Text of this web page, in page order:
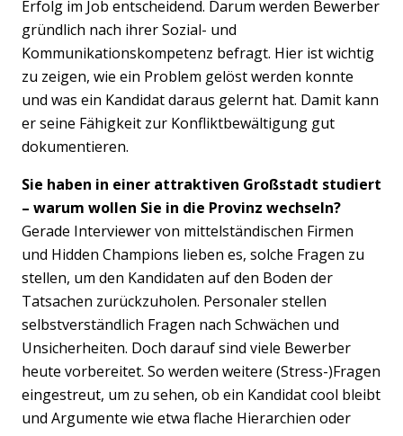
Erfolg im Job entscheidend. Darum werden Bewerber
gründlich nach ihrer Sozial- und
Kommunikationskompetenz befragt. Hier ist wichtig
zu zeigen, wie ein Problem gelöst werden konnte
und was ein Kandidat daraus gelernt hat. Damit kann
er seine Fähigkeit zur Konfliktbewältigung gut
dokumentieren.
Sie haben in einer attraktiven Großstadt studiert
– warum wollen Sie in die Provinz wechseln?
Gerade Interviewer von mittelständischen Firmen
und Hidden Champions lieben es, solche Fragen zu
stellen, um den Kandidaten auf den Boden der
Tatsachen zurückzuholen. Personaler stellen
selbstverständlich Fragen nach Schwächen und
Unsicherheiten. Doch darauf sind viele Bewerber
heute vorbereitet. So werden weitere (Stress-)Fragen
eingestreut, um zu sehen, ob ein Kandidat cool bleibt
und Argumente wie etwa flache Hierarchien oder